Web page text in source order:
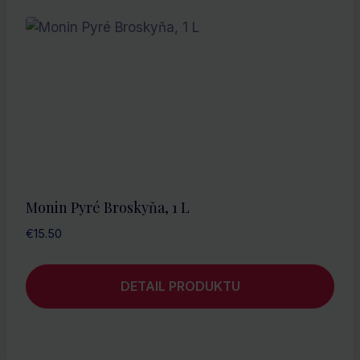
Monin Pyré Broskyňa, 1 L
€15.50
DETAIL PRODUKTU